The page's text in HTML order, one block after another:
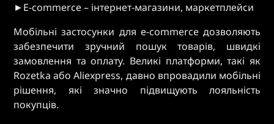
►E-commerce – інтернет-магазини, маркетплейси
Мобільні застосунки для e-commerce дозволяють
забезпечити зручний пошук товарів, швидкі
замовлення та оплату. Великі платформи, такі як
Rozetka або Aliexpress, давно впровадили мобільні
рішення, які значно підвищують лояльність
покупців.